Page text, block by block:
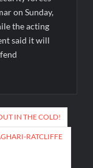
on Sunday,
the acting
said it will
IN THE COLD!
RATCLIFFE